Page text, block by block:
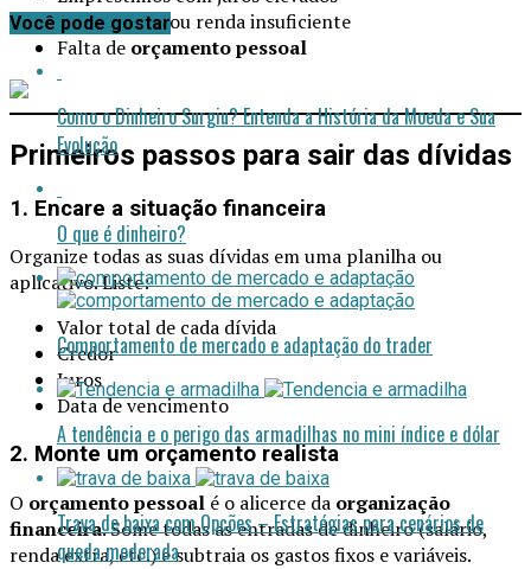
Desemprego ou renda insuficiente
Falta de orçamento pessoal
Primeiros passos para sair das dívidas
1. Encare a situação financeira
Organize todas as suas dívidas em uma planilha ou
aplicativo. Liste:
Valor total de cada dívida
Credor
Juros
Data de vencimento
2. Monte um orçamento realista
O orçamento pessoal é o alicerce da organização
financeira. Some todas as entradas de dinheiro (salário,
renda extra, etc.) e subtraia os gastos fixos e variáveis.
Você pode gostar
Como o Dinheiro Surgiu? Entenda a História da Moeda e Sua
Evolução
O que é dinheiro?
Comportamento de mercado e adaptação do trader
A tendência e o perigo das armadilhas no mini índice e dólar
Trava de baixa com Opções – Estratégias para cenários de
queda moderada